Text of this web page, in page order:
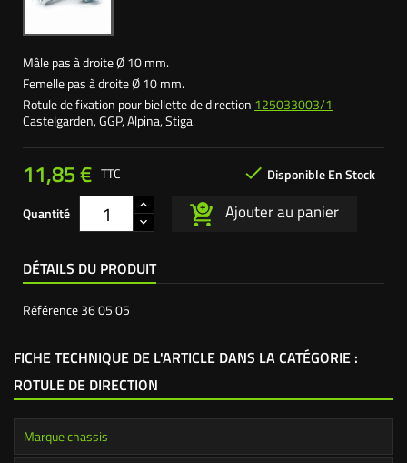
Mâle pas à droite Ø 10 mm.
Femelle pas à droite Ø 10 mm.
Rotule de fixation pour biellette de direction 125033003/1
Castelgarden, GGP, Alpina, Stiga.
11,85 €  Disponible En Stock
TTC
Quantité Ajouter au panier
DÉTAILS DU PRODUIT
Référence36 05 05
FICHE TECHNIQUE DE L'ARTICLE DANS LA CATÉGORIE :
ROTULE DE DIRECTION
Marque chassis